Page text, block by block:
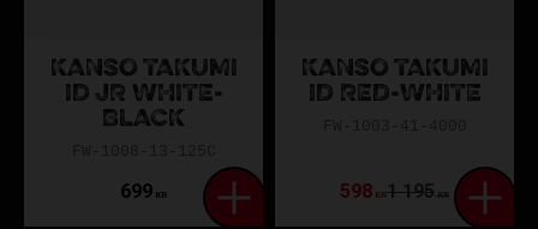
KANSO TAKUMI
ID JR WHITE-
BLACK
699 KR
KANSO TAKUMI
ID RED-WHITE
598 KR1 195KR